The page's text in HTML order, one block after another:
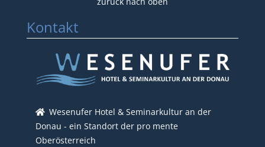
Kontakt
Wesenufer Hotel & Seminarkultur an der
Donau - ein Standort der pro mente
Oberösterreich